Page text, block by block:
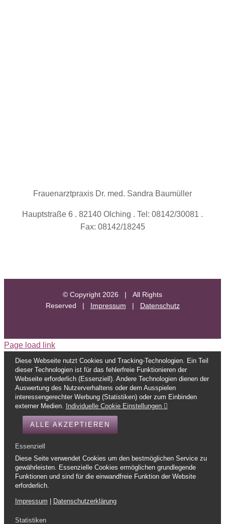
Frauenarztpraxis Dr. med. Sandra Baumüller
Hauptstraße 6 . 82140 Olching . Tel: 08142/30081 .
Fax: 08142/18245
© Copyright 2026 | All Rights
Reserved | Impressum | Datenschutz
Page load link
Diese Webseite nutzt Cookies und Tracking-Technologien. Ein Teil
dieser Technologien ist für das fehlerfreie Funktionieren der
Webseite erforderlich (Essenziell). Andere Technologien dienen der
Auswertung des Nutzerverhaltens oder dem Ausspielen
interessengerechter Werbung (Statistiken) oder zum Einbinden
externer Medien.
Individuelle Cookie Einstellungen
ALLE AKZEPTIEREN
Essenziell
Diese Seite verwendet Cookies um den bestmöglichen Service zu
gewährleisten. Essenzielle Cookies ermöglichen grundlegende
Funktionen und sind für die einwandfreie Funktion der Website
erforderlich.
Impressum Datenschutzerklärung
Statistiken